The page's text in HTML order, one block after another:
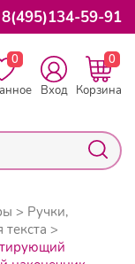
8(495)134-59-91
0
Вход
0
Корзина
Ручки,